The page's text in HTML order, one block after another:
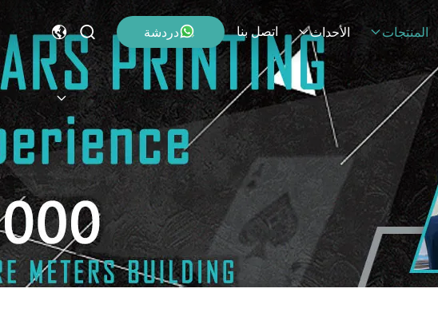
المنتجات الأحداث اتصل بنا دردشة